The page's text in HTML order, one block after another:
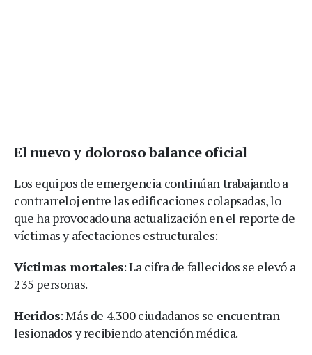
El nuevo y doloroso balance oficial
Los equipos de emergencia continúan trabajando a
contrarreloj entre las edificaciones colapsadas, lo
que ha provocado una actualización en el reporte de
víctimas y afectaciones estructurales:
Víctimas mortales: La cifra de fallecidos se elevó a
235 personas.
Heridos: Más de 4.300 ciudadanos se encuentran
lesionados y recibiendo atención médica.